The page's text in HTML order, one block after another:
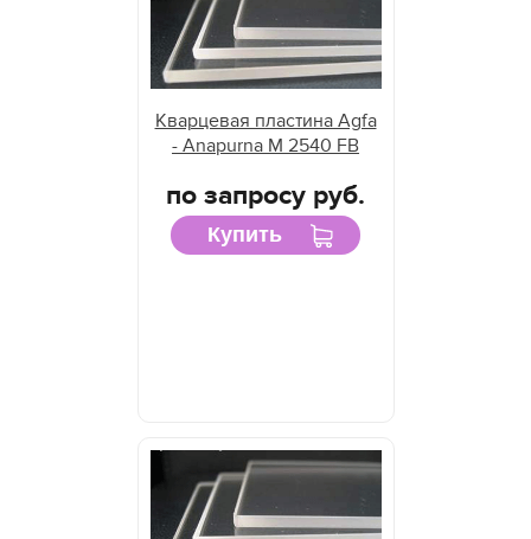
Кварцевая пластина Agfa
- Anapurna M 2540 FB
по запросу руб.
Купить